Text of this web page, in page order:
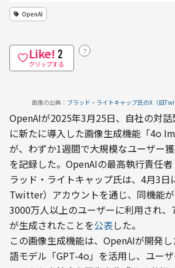
OpenAI
Like! 2
クリップする
？
画像の出典： ブラッド・ライトキャップ氏のX（旧
OpenAIが2025年3月25日、自社の対話
に新たに導入した画像生成機能「4o
が、わずか1週間で大規模なユーザー
を記録した。OpenAIの最高執行責任
ラッド・ライトキャップ氏は、4月3日
Twitter）アカウントを通じ、同機能
3000万人以上のユーザーに利用され
が生成されたことを公表した。
この画像生成機能は、OpenAIが開発
語モデル「GPT-4o」を活用し、ユー